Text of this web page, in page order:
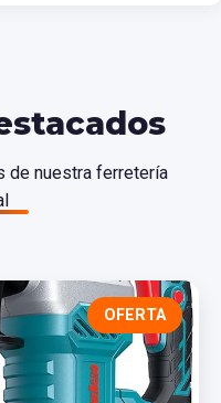
de nuestra ferretería
OFERTA